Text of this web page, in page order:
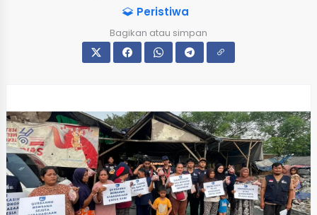
Peristiwa
Bagikan atau simpan